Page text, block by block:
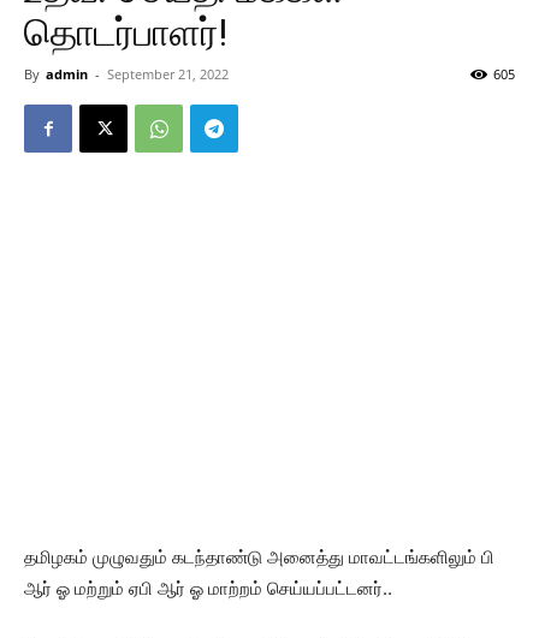
தொடர்பாளர்!
By admin - September 21, 2022 605
தமிழகம் முழுவதும் கடந்தாண்டு அனைத்து மாவட்டங்களிலும் பி
ஆர் ஓ மற்றும் ஏபி ஆர் ஓ மாற்றம் செய்யப்பட்டனர்..